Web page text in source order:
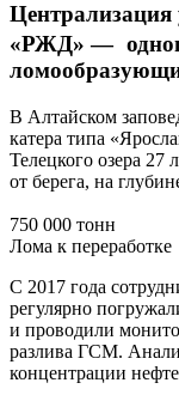
«РЖД» —
В Алтайском
катера типа
Телецкого озера 27
от берега, на
750 000 тонн
Лома к переработке
С 2017 года
регулярно
и проводили
разлива ГСМ.
концентрации